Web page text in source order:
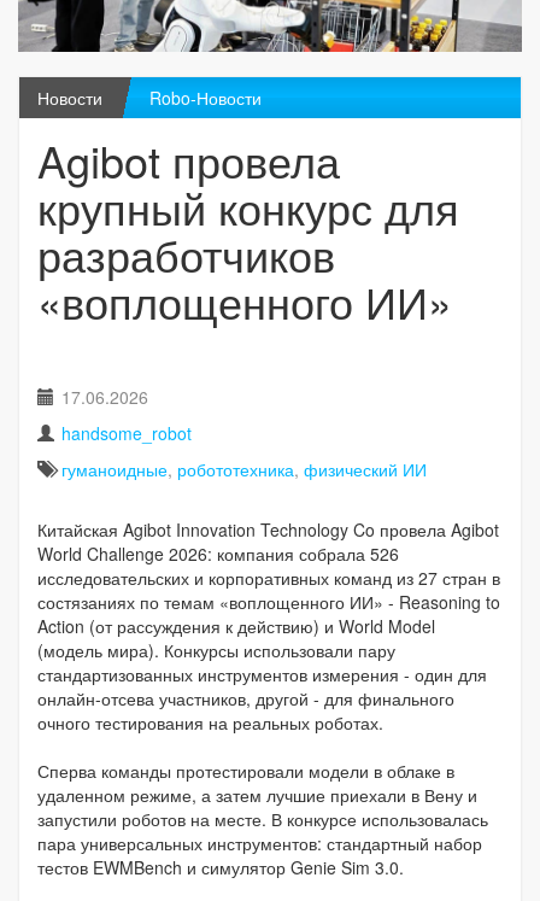
Новости Robo-Новости
Agibot провела
крупный конкурс для
разработчиков
«воплощенного ИИ»
17.06.2026
handsome_robot
гуманоидные, робототехника, физический ИИ
Китайская Agibot Innovation Technology Co провела Agibot
World Challenge 2026: компания собрала 526
исследовательских и корпоративных команд из 27 стран в
состязаниях по темам «воплощенного ИИ» - Reasoning to
Action (от рассуждения к действию) и World Model
(модель мира). Конкурсы использовали пару
стандартизованных инструментов измерения - один для
онлайн-отсева участников, другой - для финального
очного тестирования на реальных роботах.
Сперва команды протестировали модели в облаке в
удаленном режиме, а затем лучшие приехали в Вену и
запустили роботов на месте. В конкурсе использовалась
пара универсальных инструментов: стандартный набор
тестов EWMBench и симулятор Genie Sim 3.0.